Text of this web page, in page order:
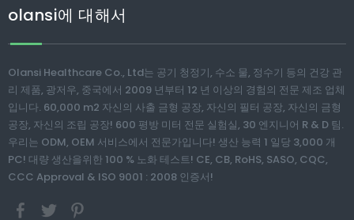
olansi에 대해서
Olansi Healthcare Co., Ltd는 공기 청정기, 수소 물, 정수기 등의 건강 관
리 제품, 광저우, 중국에서 2009 년부터 12 년 이상의 경험의 전문 제조 업체
입니다. 60,000 m2 자신의 사출 금형 공장, 자신의 필터 공장, 자신의 금형
공장, 자신의 조립 공장! 600 평방 미터 전문 실험실, 30 엔지니어 R & D 팀.
우리는 ODM, OEM 서비스에서 전문가입니다! 생산 능력 1 일당 3,000 개
PC! 대량 생산을위한 100 % 노화 테스트! CE, CB, RoHS, SASO, CQC,
CCC Approval & ISO 9001 : 2008 인증서!